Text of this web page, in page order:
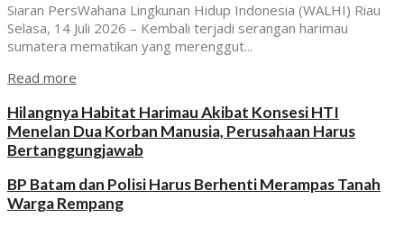
Siaran PersWahana Lingkunan Hidup Indonesia (WALHI) Riau
Selasa, 14 Juli 2026 – Kembali terjadi serangan harimau
sumatera mematikan yang merenggut...
Read more
Hilangnya Habitat Harimau Akibat Konsesi HTI
Menelan Dua Korban Manusia, Perusahaan Harus
Bertanggungjawab
BP Batam dan Polisi Harus Berhenti Merampas Tanah
Warga Rempang